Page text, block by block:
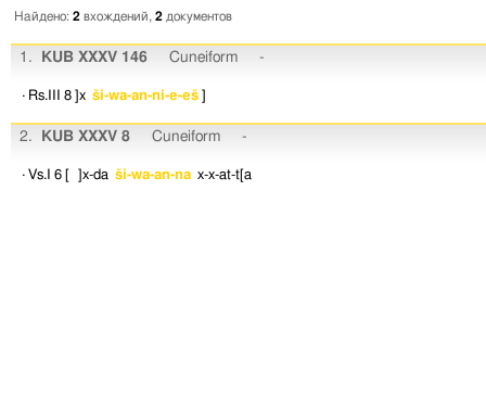
Найдено: 2 вхождений, 2 документов
1. KUB XXXV 146 Cuneiform -
· Rs.III 8 ]x ši-wa-an-ni-e-eš ]
2. KUB XXXV 8 Cuneiform -
· Vs.I 6 [ ]x-da ši-wa-an-na x-x-at-t[a